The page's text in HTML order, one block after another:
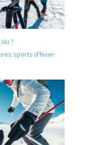
tailles
les
à votre
sans
Ils
?
sports d'hiver